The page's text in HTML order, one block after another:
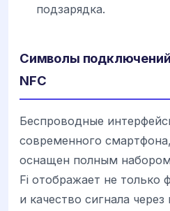
подзарядка.
Символы
NFC
Беспроводные
современного
оснащен полным
Fi отображает не только
и качество сигнала через